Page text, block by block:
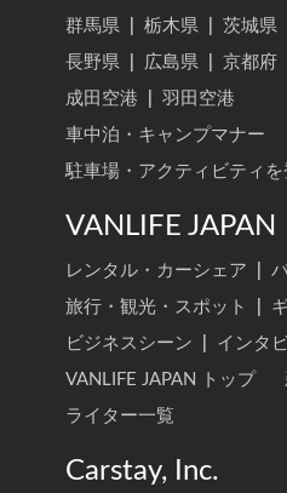
群馬県
栃木県 茨城県
長野県
広島県 京都府
成田空港
羽田空港
車中泊・キャンプマナー
駐車場・アクティビティを
VANLIFE JAPAN
レンタル・カーシェア
旅行・観光・スポット
ビジネスシーン
インタ
VANLIFE JAPAN トップ
ライター一覧
Carstay, Inc.